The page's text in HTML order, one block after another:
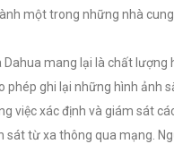
một trong những nhà
Dahua mang lại là chất lượng
ghi lại những hình ảnh
việc xác định và giám sát
từ xa thông qua mạng.